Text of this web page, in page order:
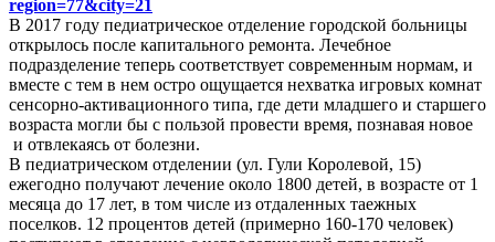
region=77&city=21
В 2017 году педиатрическое отделение городской больницы
открылось после капитального ремонта. Лечебное
подразделение теперь соответствует современным нормам, и
вместе с тем в нем остро ощущается нехватка игровых комнат
сенсорно-активационного типа, где дети младшего и старшего
возраста могли бы с пользой провести время, познавая новое
и отвлекаясь от болезни.
В педиатрическом отделении (ул. Гули Королевой, 15)
ежегодно получают лечение около 1800 детей, в возрасте от 1
месяца до 17 лет, в том числе из отдаленных таежных
поселков. 12 процентов детей (примерно 160-170 человек)